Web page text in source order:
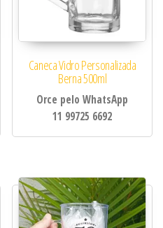
Caneca Vidro Personalizada
Berna 500ml
Orce pelo WhatsApp
11 99725 6692